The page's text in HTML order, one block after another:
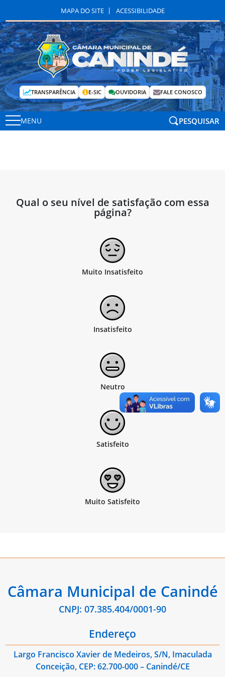
MAPA DO SITE ACESSIBILIDADE
TRANSPARÊNCIA E-SIC OUVIDORIA FALE CONOSCO
MENU PESQUISAR
Qual o seu nível de satisfação com essa
página?
Câmara Municipal de Canindé
CNPJ: 07.385.404/0001-90
Endereço
Largo Francisco Xavier de Medeiros, S/N, Imaculada
Conceição, CEP: 62.700-000 – Canindé/CE